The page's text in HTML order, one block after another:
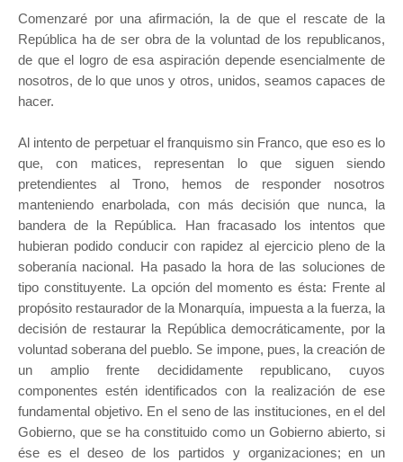
Comenzaré por una afirmación, la de que el rescate de la
República ha de ser obra de la voluntad de los republicanos,
de que el logro de esa aspiración depende esencialmente de
nosotros, de lo que unos y otros, unidos, seamos capaces de
hacer.
Al intento de perpetuar el franquismo sin Franco, que eso es lo
que, con matices, representan lo que siguen siendo
pretendientes al Trono, hemos de responder nosotros
manteniendo enarbolada, con más decisión que nunca, la
bandera de la República. Han fracasado los intentos que
hubieran podido conducir con rapidez al ejercicio pleno de la
soberanía nacional. Ha pasado la hora de las soluciones de
tipo constituyente. La opción del momento es ésta: Frente al
propósito restaurador de la Monarquía, impuesta a la fuerza, la
decisión de restaurar la República democráticamente, por la
voluntad soberana del pueblo. Se impone, pues, la creación de
un amplio frente decididamente republicano, cuyos
componentes estén identificados con la realización de ese
fundamental objetivo. En el seno de las instituciones, en el del
Gobierno, que se ha constituido como un Gobierno abierto, si
ése es el deseo de los partidos y organizaciones; en un